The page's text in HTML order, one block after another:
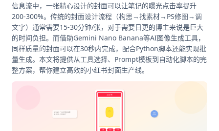
信息流中，一张精心设计的封面可以让笔记的曝光点击率提升
200-300%。传统的封面设计流程（构思→找素材→PS修图→调
文字）通常需要15-30分钟/张，对于需要日更的博主来说是巨大
的时间负担。而借助Gemini Nano Banana等AI图像生成工具，
同样质量的封面可以在30秒内完成，配合Python脚本还能实现批
量生成。本文将提供从工具选择、Prompt模板到自动化脚本的完
整方案，帮你建立高效的小红书封面生产线。